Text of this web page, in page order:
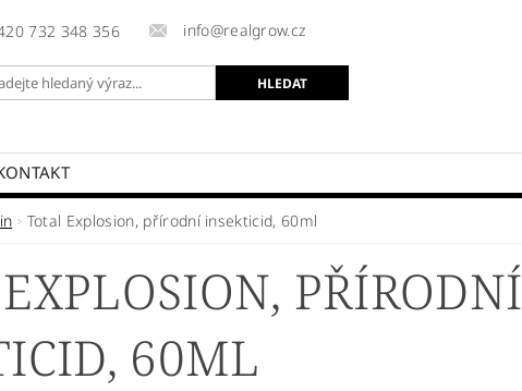
732 348 356 info@realgrow.cz
Total Explosion, přírodní insekticid, 60ml
PŘÍRODNÍ
60ML